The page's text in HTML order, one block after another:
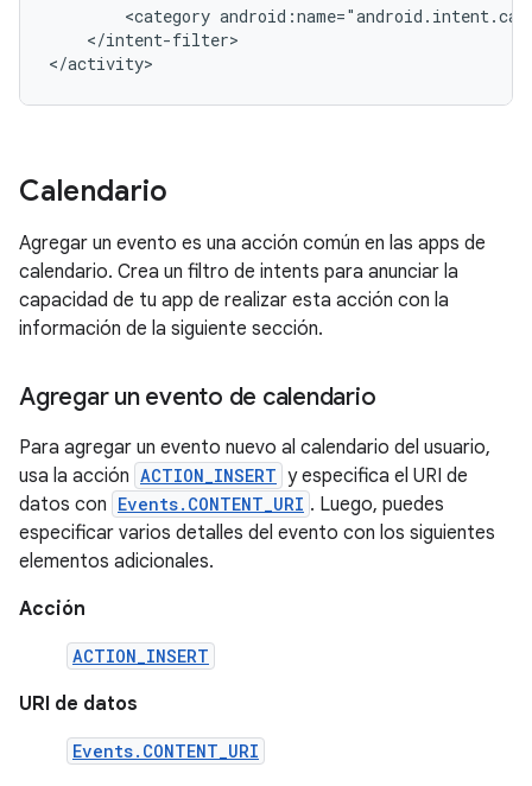
<category
</intent-filter>
</activity>
Calendario
Agregar un evento es una acción común en las apps de
calendario. Crea un filtro de intents para anunciar la
capacidad de tu app de realizar esta acción con la
información de la siguiente sección.
Agregar un evento de calendario
Para agregar un evento nuevo al calendario del usuario,
usa la acción ACTION_INSERT y especifica el URI de
datos con Events.CONTENT_URI . Luego, puedes
especificar varios detalles del evento con los siguientes
elementos adicionales.
Acción
ACTION_INSERT
URI de datos
Events.CONTENT_URI